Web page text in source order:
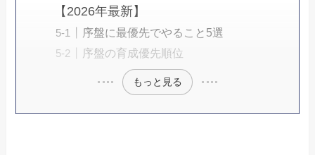
【2026年最新】
序盤に最優先でやること5選
序盤の育成優先順位
もっと見る